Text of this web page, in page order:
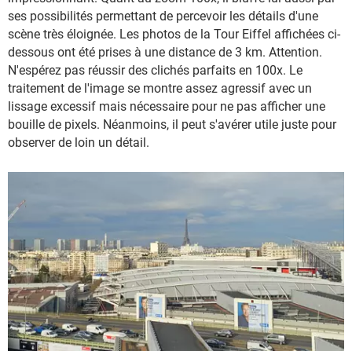
ses possibilités permettant de percevoir les détails d'une
scène très éloignée. Les photos de la Tour Eiffel affichées ci-
dessous ont été prises à une distance de 3 km. Attention.
N'espérez pas réussir des clichés parfaits en 100x. Le
traitement de l'image se montre assez agressif avec un
lissage excessif mais nécessaire pour ne pas afficher une
bouille de pixels. Néanmoins, il peut s'avérer utile juste pour
observer de loin un détail.